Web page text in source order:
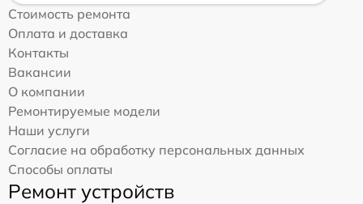
Стоимость ремонта
Оплата и доставка
Контакты
Вакансии
О компании
Ремонтируемые модели
Наши услуги
Согласие на обработку персональных данных
Способы оплаты
Ремонт устройств